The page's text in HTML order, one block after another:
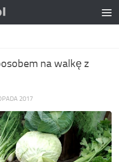
na walkę z
2017